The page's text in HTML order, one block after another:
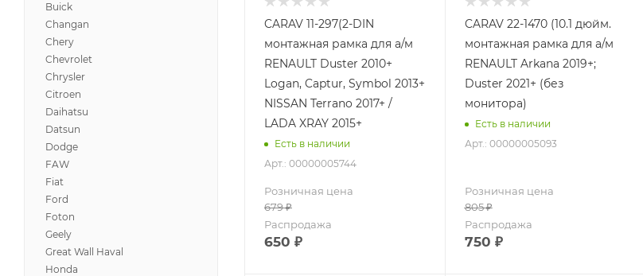
CARAV 11-297(2-DIN
монтажная рамка для а/м
RENAULT Duster 2010+
Logan, Captur, Symbol 2013+
NISSAN Terrano 2017+ /
LADA XRAY 2015+
Есть в наличии
Арт.: 00000005744
Розничная цена
679₽
Распродажа
650 ₽
CARAV 22-1470 (10.1 дюйм.
монтажная рамка для а/м
RENAULT Arkana 2019+;
Duster 2021+ (без
монитора)
Есть в наличии
Арт.: 00000005093
Розничная цена
805₽
Распродажа
750 ₽
Buick
Changan
Chery
Chevrolet
Chrysler
Citroen
Daihatsu
Datsun
Dodge
FAW
Fiat
Ford
Foton
Geely
Great Wall Haval
Honda